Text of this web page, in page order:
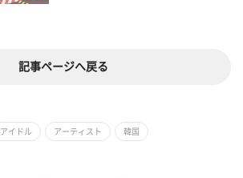
記事ページへ戻る
アイドル アーティスト 韓国